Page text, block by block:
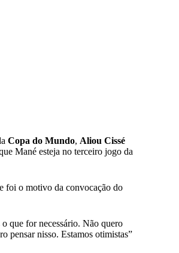
Copa do Mundo, Aliou Cissé
Mané esteja no terceiro jogo da
foi o motivo da convocação do
que for necessário. Não quero
pensar nisso. Estamos otimistas”